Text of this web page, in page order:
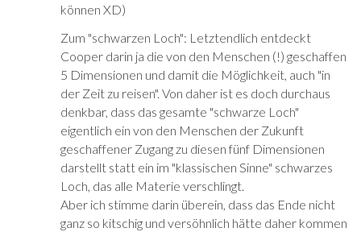
können XD)
Zum "schwarzen Loch": Letztendlich entdeckt
Cooper darin ja die von den Menschen (!) geschaffen
5 Dimensionen und damit die Möglichkeit, auch "in
der Zeit zu reisen". Von daher ist es doch durchaus
denkbar, dass das gesamte "schwarze Loch"
eigentlich ein von den Menschen der Zukunft
geschaffener Zugang zu diesen fünf Dimensionen
darstellt statt ein im "klassischen Sinne" schwarzes
Loch, das alle Materie verschlingt.
Aber ich stimme darin überein, dass das Ende nicht
ganz so kitschig und versöhnlich hätte daher kommen